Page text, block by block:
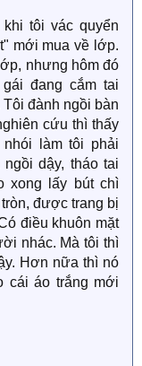
tôi vác quyển
mới mua về lớp.
nhưng hôm đó
đang cắm tai
đành ngồi bàn
cứu thì thấy
làm tôi phải
dậy, tháo tai
xong lấy bút chì
được trang bị
điều khuôn mặt
nhác. Mà tôi thì
Hơn nữa thì nó
cái áo trắng mới